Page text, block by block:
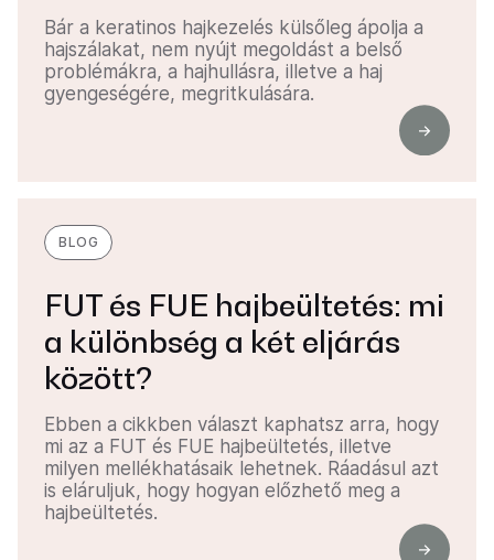
Bár a keratinos hajkezelés külsőleg ápolja a
hajszálakat, nem nyújt megoldást a belső
problémákra, a hajhullásra, illetve a haj
gyengeségére, megritkulására.
BLOG
FUT és FUE hajbeültetés: mi
a különbség a két eljárás
között?
Ebben a cikkben választ kaphatsz arra, hogy
mi az a FUT és FUE hajbeültetés, illetve
milyen mellékhatásaik lehetnek. Ráadásul azt
is eláruljuk, hogy hogyan előzhető meg a
hajbeültetés.